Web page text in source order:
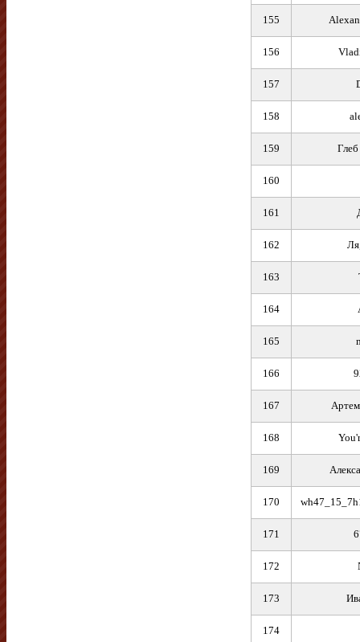
155
156
157
158
159
160
161
162
163
164
165
166
167
168
169
170
171
172
173
174